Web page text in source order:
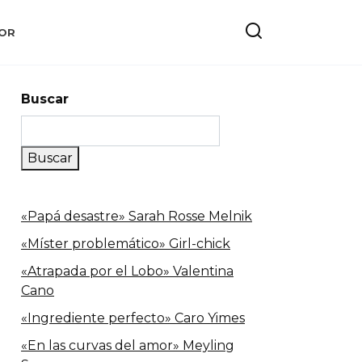
Buscar
Buscar
«Papá desastre» Sarah Rosse Melnik
«Míster problemático» Girl-chick
«Atrapada por el Lobo» Valentina
Cano
«Ingrediente perfecto» Caro Yimes
«En las curvas del amor» Meyling